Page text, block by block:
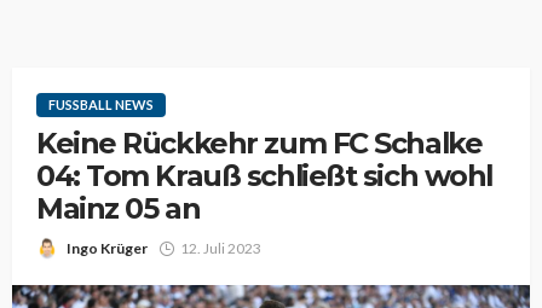
FUSSBALL NEWS
Keine Rückkehr zum FC Schalke
04: Tom Krauß schließt sich wohl
Mainz 05 an
Ingo Krüger 12. Juli 2023